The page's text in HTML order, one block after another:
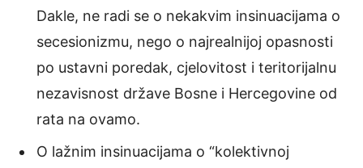
Dakle, ne radi se o nekakvim insinuacijama o
secesionizmu, nego o najrealnijoj opasnosti
po ustavni poredak, cjelovitost i teritorijalnu
nezavisnost države Bosne i Hercegovine od
rata na ovamo.
O lažnim insinuacijama o “kolektivnoj